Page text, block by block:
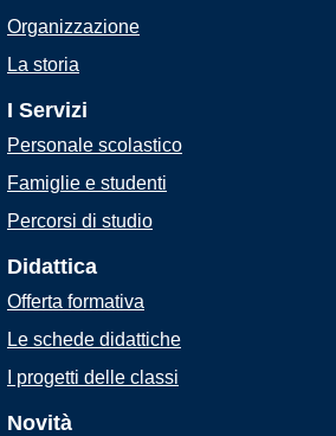
Organizzazione
La storia
I Servizi
Personale scolastico
Famiglie e studenti
Percorsi di studio
Didattica
Offerta formativa
Le schede didattiche
I progetti delle classi
Novità